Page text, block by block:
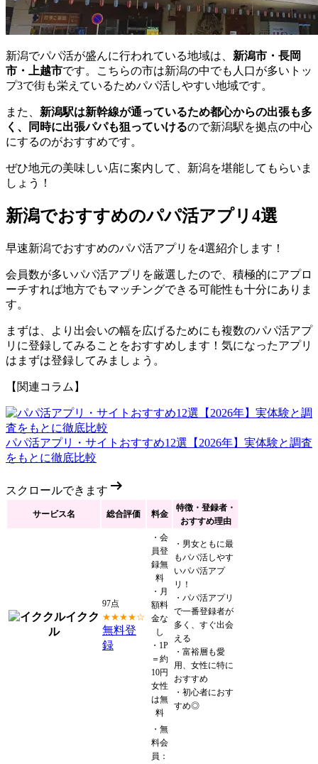
新潟でパパ活が盛んに行われている地域は、 新潟市・長岡
市・上越市です。こちらの市は新潟の中でも人口が多いトッ
プ3で街も栄えているためパパ活しやすい地域です。
また、 新潟駅は新幹線が通っているため都心からの出張も多
く、同時に出張パパも狙っていけるので新潟駅を拠点の中心
にするのがおすすめです。
ぜひ地元の美味しい店に案内して、新潟を堪能してもらいま
しょう！
新潟でおすすめのパパ活アプリ4選
早速新潟でおすすめのパパ活アプリを4選紹介します！
会員数が多いパパ活アプリを厳選したので、積極的にアプロ
ーチすれば地方でもマッチングできる可能性も十分にありま
す。
まずは、より出会いの幅を広げるためにも複数のパパ活アプ
リに登録してみることをおすすめします！気になったアプリ
はまずは登録してみましょう。
【関連コラム】
パパ活アプリ・サイトおすすめ12選【2026年】実体験と調査
をもとに徹底比較
スクロールできます arrow_right_alt
サービス名 総合評価 料金
特徴・登録者・
おすすめ理由
イクク
ル
97点
★★★★☆
無料登
録
・会
員登
録無
料
・月
額料
金な
し
・1P
＝約
10円
女性
は無
料
・男女ともに最
もパパ活しやす
いパパ活アプ
リ！
・パパ活アプリ
で一番登録者が
多く、すぐ出会
える
・富裕層も愛
用、女性に特に
おすすめ
・初心者におす
すめ◎
・無
料会
員：